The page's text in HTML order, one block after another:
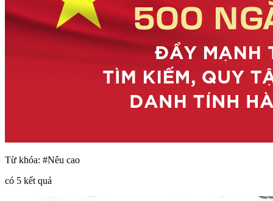
Từ khóa: #Nêu cao
có 5 kết quả